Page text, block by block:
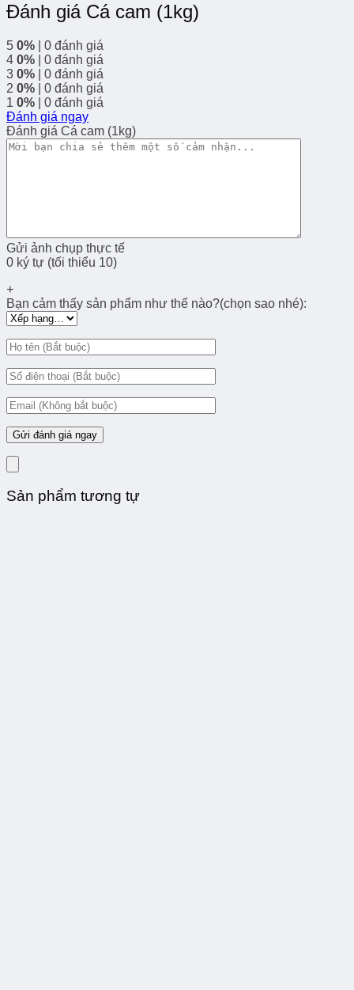
Đánh giá Cá cam (1kg)
5 0% | 0 đánh giá
4 0% | 0 đánh giá
3 0% | 0 đánh giá
2 0% | 0 đánh giá
1 0% | 0 đánh giá
Đánh giá ngay
Đánh giá Cá cam (1kg)
Gửi ảnh chụp thực tế
0 ký tự (tối thiểu 10)
+
Bạn cảm thấy sản phẩm như thế nào?(chọn sao nhé):
Sản phẩm tương tự